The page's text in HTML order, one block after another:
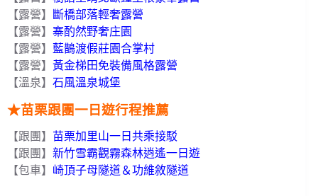
【露營】
斷橋部落輕奢露營
【露營】 寨酌然野奢庄園
【露營】 藍鵲渡假莊園合掌村
【露營】 黃金梯田免裝備風格露營
【溫泉】 石風溫泉城堡
★苗栗跟團一日遊行程推薦
【跟團】 苗栗加里山一日共乘接駁
【跟團】 新竹雪霸觀霧森林逍遙一日遊
【包車】 崎頂子母隧道＆功維敘隧道